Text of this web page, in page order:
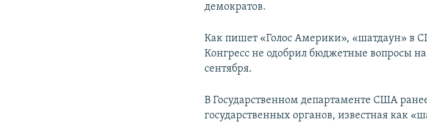
демократов.
Как пишет «Голос Америки», «шатдаун» в
Конгресс не одобрил бюджетные вопросы
сентября.
В Государственном департаменте США
государственных органов, известная как